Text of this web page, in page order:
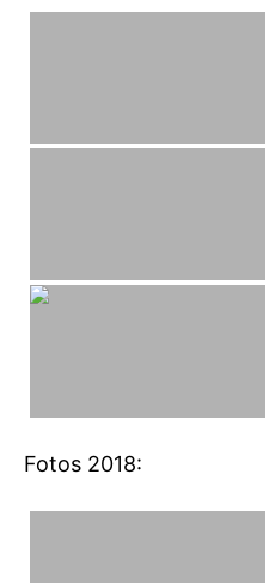
Fotos 2018: